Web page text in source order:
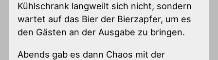
Kühlschrank langweilt sich nicht, sondern
wartet auf das Bier der Bierzapfer, um es
den Gästen an der Ausgabe zu bringen.
Abends gab es dann Chaos mit der